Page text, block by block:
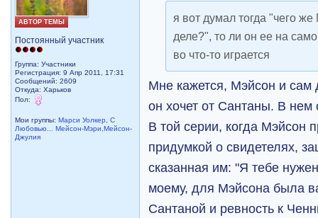
АВТОР ТЕМЫ
Постоянный участник
Группа: Участники
Регистрация: 9 Апр 2011, 17:31
Сообщений: 2609
Откуда: Харьков
Пол:
Мои группы:Марси Уолкер ,С
Любовью... Мейсон-Мэри,Мейсон-
Джулия
я вот думал тогда "чего
деле?", то ли он ее на
во что-то играется
Мне кажется, Мэйсон и сам
он хочет от Сантаны. В нем
В той серии, когда Мэйсон
придумкой о свидетелях,
сказанная им: "Я тебе
моему, для Мэйсона была
Сантаной и ревность к